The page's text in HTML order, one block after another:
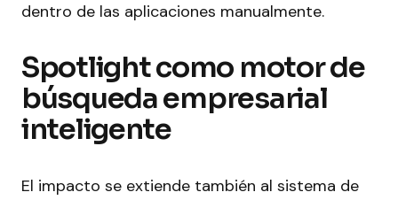
dentro de las aplicaciones manualmente.
Spotlight como motor de
búsqueda empresarial
inteligente
El impacto se extiende también al sistema de